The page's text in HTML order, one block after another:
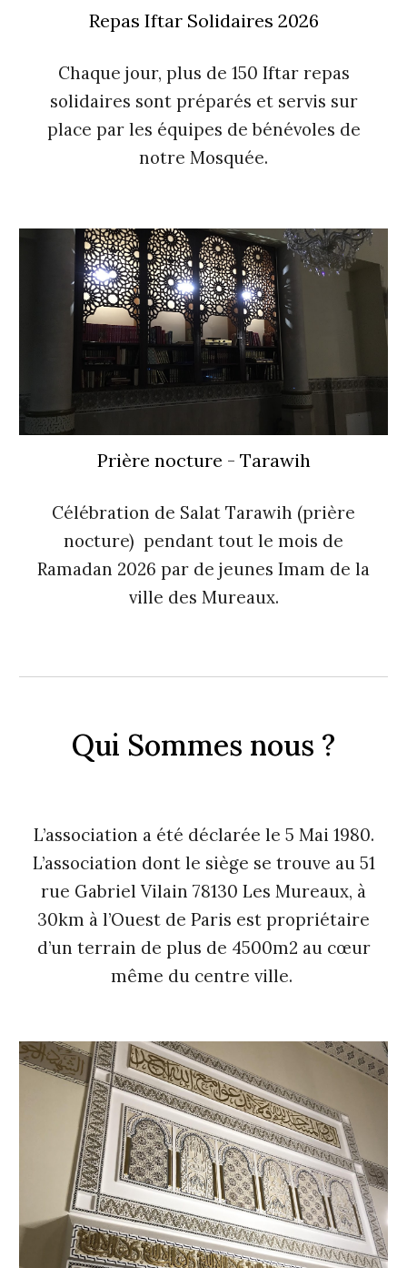
Repas Iftar Solidaires 2026
Chaque jour, plus de 150 Iftar repas
solidaires sont préparés et servis sur
place par les équipes de bénévoles de
notre Mosquée.
Prière nocture - Tarawih
Célébration de Salat Tarawih (prière
nocture) pendant tout le mois de
Ramadan 2026 par de jeunes Imam de la
ville des Mureaux.
Qui Sommes nous ?
L’association a été déclarée le 5 Mai 1980.
L’association dont le siège se trouve au 51
rue Gabriel Vilain 78130 Les Mureaux, à
30km à l’Ouest de Paris est propriétaire
d’un terrain de plus de 4500m2 au cœur
même du centre ville.